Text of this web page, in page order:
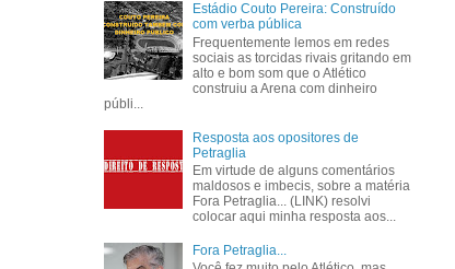
Estádio Couto Pereira: Construído
com verba pública
Frequentemente lemos em redes
sociais as torcidas rivais gritando em
alto e bom som que o Atlético
construiu a Arena com dinheiro
públi...
Resposta aos opositores de
Petraglia
Em virtude de alguns comentários
maldosos e imbecis, sobre a matéria
Fora Petraglia... (LINK) resolvi
colocar aqui minha resposta aos...
Fora Petraglia...